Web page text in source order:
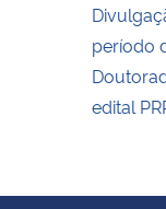
período
edital